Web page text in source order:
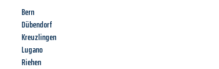
Bern
Dübendorf
Kreuzlingen
Lugano
Riehen